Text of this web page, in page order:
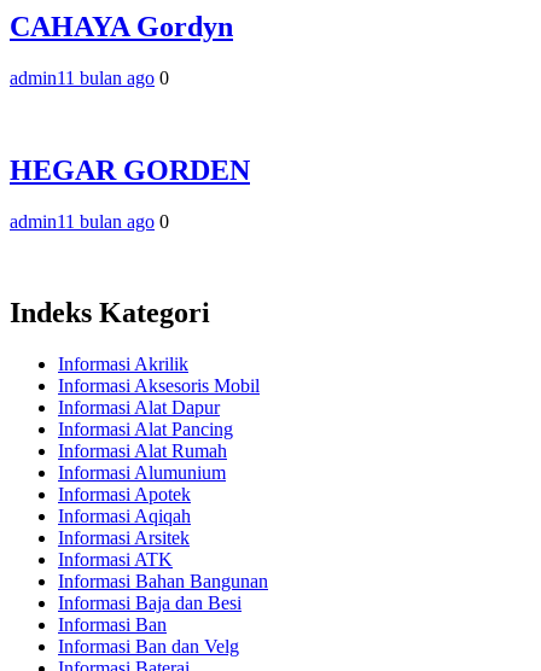
CAHAYA Gordyn
admin11 bulan ago 0
HEGAR GORDEN
admin11 bulan ago 0
Indeks Kategori
Informasi Akrilik
Informasi Aksesoris Mobil
Informasi Alat Dapur
Informasi Alat Pancing
Informasi Alat Rumah
Informasi Alumunium
Informasi Apotek
Informasi Aqiqah
Informasi Arsitek
Informasi ATK
Informasi Bahan Bangunan
Informasi Baja dan Besi
Informasi Ban
Informasi Ban dan Velg